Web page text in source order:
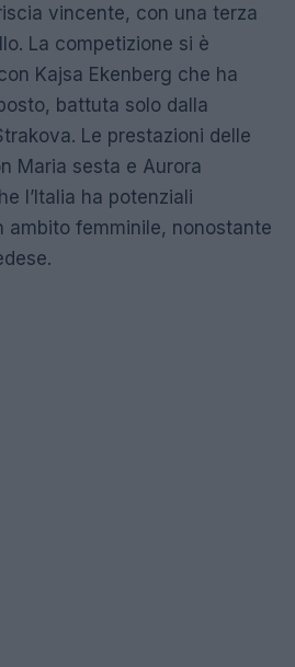
vincente, con una terza
La competizione si è
Kajsa Ekenberg che ha
battuta solo dalla
Le prestazioni delle
Maria sesta e Aurora
l’Italia ha potenziali
ambito femminile, nonostante